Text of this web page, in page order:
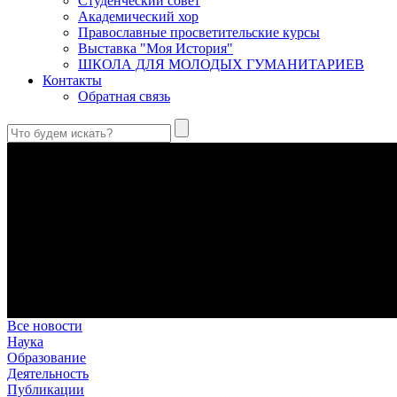
Академический хор
Православные просветительские курсы
Выставка "Моя История"
ШКОЛА ДЛЯ МОЛОДЫХ ГУМАНИТАРИЕВ
Контакты
Обратная связь
Все новости
Наука
Образование
Деятельность
Публикации